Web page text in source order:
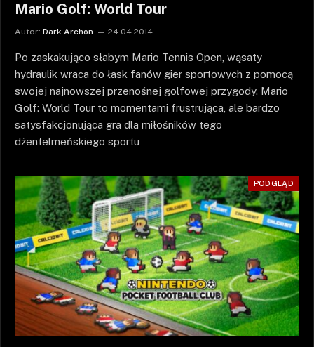
Mario Golf: World Tour
Autor: Dark Archon 24.04.2014
Po zaskakująco słabym Mario Tennis Open, wąsaty
hydraulik wraca do łask fanów gier sportowych z pomocą
swojej najnowszej przenośnej golfowej przygody. Mario
Golf: World Tour to momentami frustrująca, ale bardzo
satysfakcjonująca gra dla miłośników tego
dżentelmeńskiego sportu
PODGLĄD